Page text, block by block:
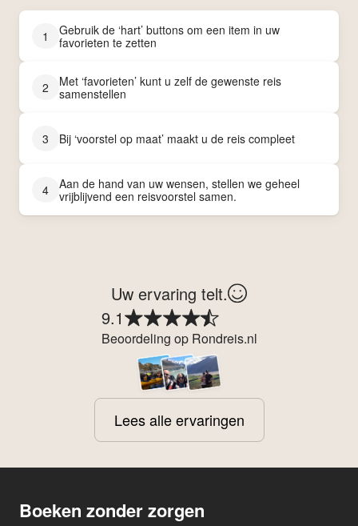
1
Gebruik de ‘hart’ buttons om een item in uw
favorieten te zetten
2
Met ‘favorieten’ kunt u zelf de gewenste reis
samenstellen
3 Bij ‘voorstel op maat’ maakt u de reis compleet
4
Aan de hand van uw wensen, stellen we geheel
vrijblijvend een reisvoorstel samen.
Uw ervaring telt.
9.1
Beoordeling op Rondreis.nl
Lees alle ervaringen
Boeken zonder zorgen